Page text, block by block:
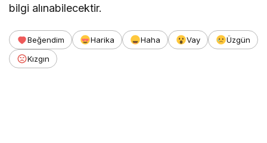
bilgi alınabilecektir.
Beğendim Harika Haha Vay
Üzgün
Kızgın